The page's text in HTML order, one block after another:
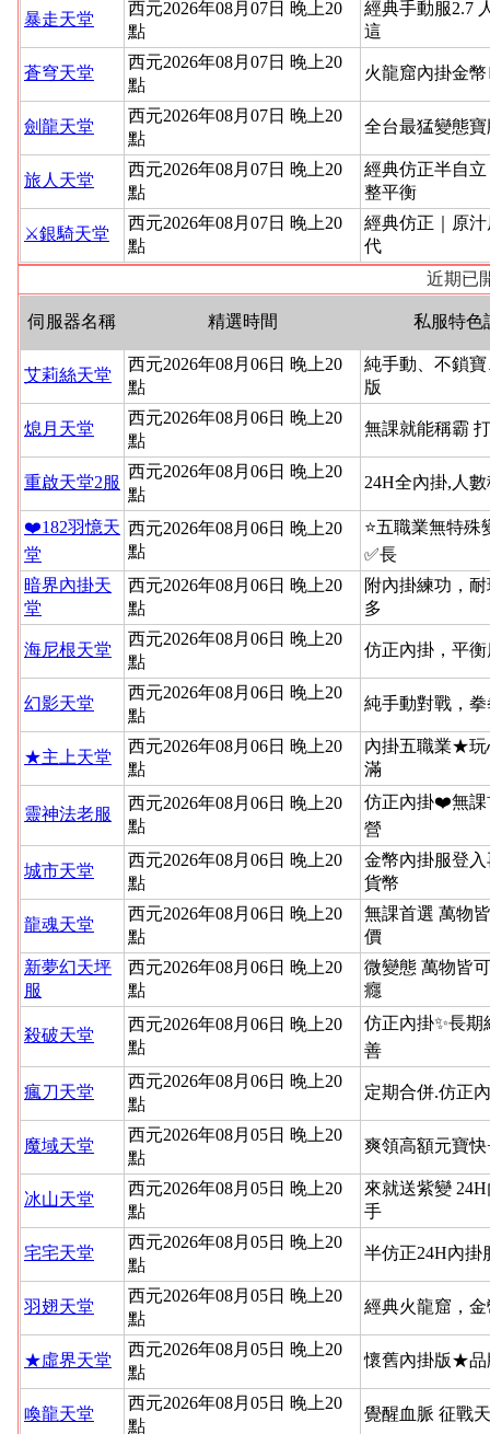
暴走天堂
西元2026年08月07日 晚上20
點
經典手動服2.7
這
蒼穹天堂
西元2026年08月07日 晚上20
點
火龍窟內掛金
劍龍天堂
西元2026年08月07日 晚上20
點
全台最猛變態寶
旅人天堂
西元2026年08月07日 晚上20
點
經典仿正半自
整平衡
⚔️銀騎天堂
西元2026年08月07日 晚上20
點
經典仿正｜原
代
近期已
伺服器名稱 精選時間 私服特色
艾莉絲天堂
西元2026年08月06日 晚上20
點
純手動、不鎖
版
熄月天堂
西元2026年08月06日 晚上20
點
無課就能稱霸
重啟天堂2服
西元2026年08月06日 晚上20
點
24H全內掛,人
❤️182羽憶天
堂
西元2026年08月06日 晚上20
點
⭐️五職業無特殊
✅長
暗界內掛天
堂
西元2026年08月06日 晚上20
點
附內掛練功，
多
海尼根天堂
西元2026年08月06日 晚上20
點
仿正內掛，平
幻影天堂
西元2026年08月06日 晚上20
點
純手動對戰，
★主上天堂
西元2026年08月06日 晚上20
點
內掛五職業★玩
滿
靈神法老服
西元2026年08月06日 晚上20
點
仿正內掛❤️無
營
城市天堂
西元2026年08月06日 晚上20
點
金幣內掛服登
貨幣
龍魂天堂
西元2026年08月06日 晚上20
點
無課首選 萬物
價
新夢幻天坪
服
西元2026年08月06日 晚上20
點
微變態 萬物皆
癮
殺破天堂
西元2026年08月06日 晚上20
點
仿正內掛✨長
善
瘋刀天堂
西元2026年08月06日 晚上20
點
定期合併.仿正
魔域天堂
西元2026年08月05日 晚上20
點
爽領高額元寶
冰山天堂
西元2026年08月05日 晚上20
點
來就送紫變
手
宅宅天堂
西元2026年08月05日 晚上20
點
半仿正24H內掛
羽翅天堂
西元2026年08月05日 晚上20
點
經典火龍窟，
★虛界天堂
西元2026年08月05日 晚上20
點
懷舊內掛版★品
喚龍天堂
西元2026年08月05日 晚上20
點
覺醒血脈 征戰